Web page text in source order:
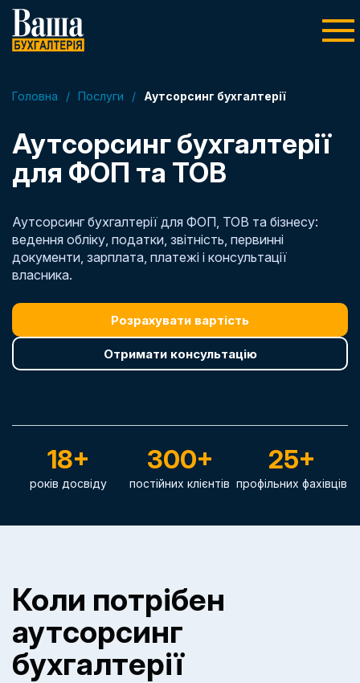
Головна / Послуги / Аутсорсинг бухгалтерії
Аутсорсинг бухгалтерії
для ФОП та ТОВ
Аутсорсинг бухгалтерії для ФОП, ТОВ та бізнесу:
ведення обліку, податки, звітність, первинні
документи, зарплата, платежі і консультації
власника.
Розрахувати вартість
Отримати консультацію
18+
років досвіду
300+
постійних клієнтів
25+
профільних фахівців
Коли потрібен
аутсорсинг
бухгалтерії